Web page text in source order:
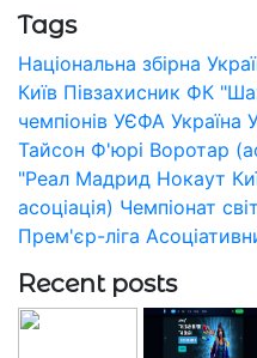
Tags
Національна збірна
Київ Півзахисник ФК
чемпіонів УЄФА Україна
Тайсон Ф'юрі Воротар
"Реал Мадрид Нокаут
асоціація) Чемпіонат
Прем'єр-ліга
Recent posts